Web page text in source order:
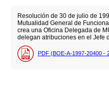
Resolución de 30 de julio de
Mutualidad General de
crea una Oficina Delegada de
delegan atribuciones en el Jefe
PDF (BOE-A-1997-20400 -